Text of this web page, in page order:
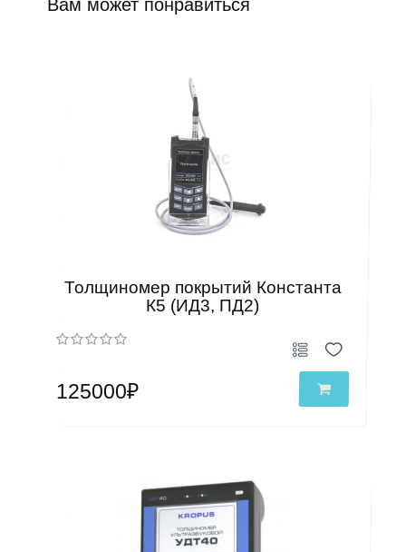
Вам может понравиться
Толщиномер покрытий Константа
К5 (ИД3, ПД2)
125000₽